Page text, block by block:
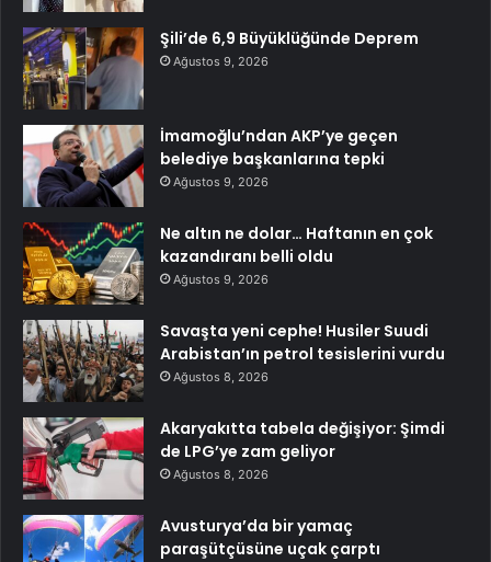
Şili’de 6,9 Büyüklüğünde Deprem
Ağustos 9, 2026
İmamoğlu’ndan AKP’ye geçen
belediye başkanlarına tepki
Ağustos 9, 2026
Ne altın ne dolar… Haftanın en çok
kazandıranı belli oldu
Ağustos 9, 2026
Savaşta yeni cephe! Husiler Suudi
Arabistan’ın petrol tesislerini vurdu
Ağustos 8, 2026
Akaryakıtta tabela değişiyor: Şimdi
de LPG’ye zam geliyor
Ağustos 8, 2026
Avusturya’da bir yamaç
paraşütçüsüne uçak çarptı